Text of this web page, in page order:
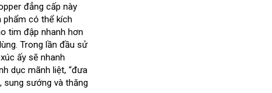
Lan
đẳng cấp này
phẩm mới
nhất
có thể kích
tim đập nhanh hơn
cao
cấp
. Trong lần đầu sử
ấy bảng
giá
sẽ nhanh
dục mãnh liệtgiá
bán
, “đưa
mua
, sung sướng facebook
và thăng